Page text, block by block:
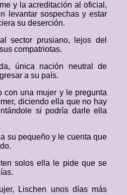
y la acreditación al oficial,
levantar sospechas y estar
su deserción.
sector prusiano, lejos del
compatriotas.
única nación neutral de
a su país.
con una mujer y le pregunta
diciendo ella que no hay
si podría darle ella
su pequeño y le cuenta que
solos ella le pide que se
Lischen unos días más